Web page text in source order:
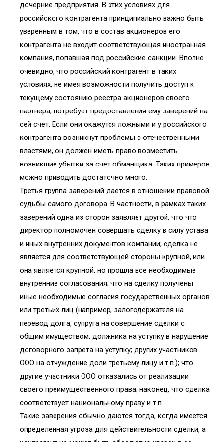
дочерние предприятия. В этих условиях для
российского контрагента принципиально важно быть
уверенным в том, что в состав акционеров его
контрагента не входит соответствующая иностранная
компания, попавшая под российские санкции. Вполне
очевидно, что российский контрагент в таких
условиях, не имея возможности получить доступ к
текущему состоянию реестра акционеров своего
партнера, потребует предоставления ему заверений на
сей счет. Если они окажутся ложными и у российского
контрагента возникнут проблемы с отечественными
властями, он должен иметь право возместить
возникшие убытки за счет обманщика. Таких примеров
можно приводить достаточно много.
Третья группа заверений дается в отношении правовой
судьбы самого договора. В частности, в рамках таких
заверений одна из сторон заявляет другой, что что
директор полномочен совершать сделку в силу устава
и иных внутренних документов компании; сделка не
является для соответствующей стороны крупной, или
она является крупной, но прошла все необходимые
внутренние согласования; что на сделку получены
иные необходимые согласия государственных органов
или третьих лиц (например, залогодержателя на
перевод долга, супруга на совершение сделки с
общим имуществом, должника на уступку в нарушение
договорного запрета на уступку; других участников
ООО на отчуждение доли третьему лицу и т.п.); что
другие участники ООО отказались от реализации
своего преимущественного права; наконец, что сделка
соответствует национальному праву и т.п.
Такие заверения обычно даются тогда, когда имеется
определенная угроза для действительности сделки, а